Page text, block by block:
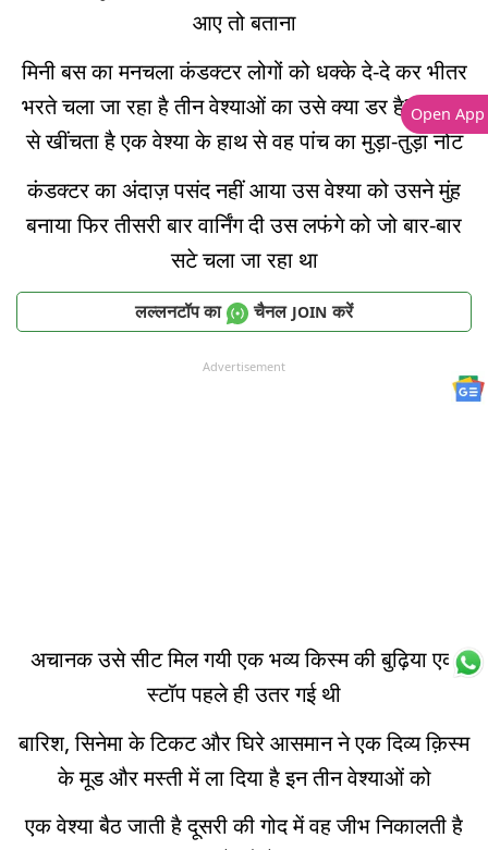
आए तो बताना
मिनी बस का मनचला कंडक्टर लोगों को धक्के दे-दे कर भीतर
भरते चला जा रहा है तीन वेश्याओं का उसे क्या डर है? बेरहमी
से खींचता है एक वेश्या के हाथ से वह पांच का मुड़ा-तुड़ा नोट
कंडक्टर का अंदाज़ पसंद नहीं आया उस वेश्या को उसने मुंह
बनाया फिर तीसरी बार वार्निंग दी उस लफंगे को जो बार-बार
सटे चला जा रहा था
लल्लनटॉप का चैनल JOIN करें
Advertisement
अचानक उसे सीट मिल गयी एक भव्य किस्म की बुढ़िया एक
स्टॉप पहले ही उतर गई थी
बारिश, सिनेमा के टिकट और घिरे आसमान ने एक दिव्य क़िस्म
के मूड और मस्ती में ला दिया है इन तीन वेश्याओं को
एक वेश्या बैठ जाती है दूसरी की गोद में वह जीभ निकालती है
Open App